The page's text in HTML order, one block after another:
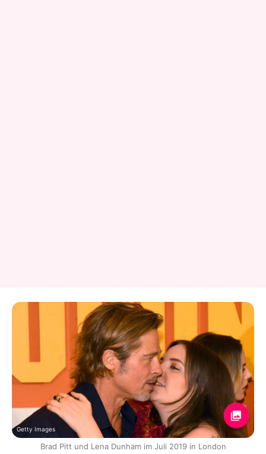
Getty Images
Brad Pitt und Lena Dunham im Juli 2019 in London